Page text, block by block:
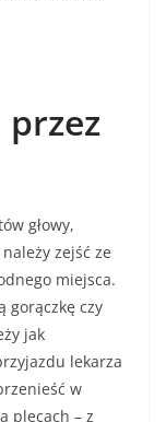
głowy,
zejść ze
miejsca.
gorączkę czy
jak
lekarza
w
plecach – z